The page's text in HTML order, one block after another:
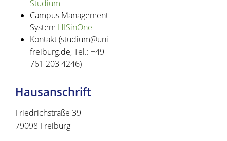
Studium
Campus Management
System HISinOne
Kontakt (studium@uni-
freiburg.de, Tel.: +49
761 203 4246)
Hausanschrift
Friedrichstraße 39
79098 Freiburg